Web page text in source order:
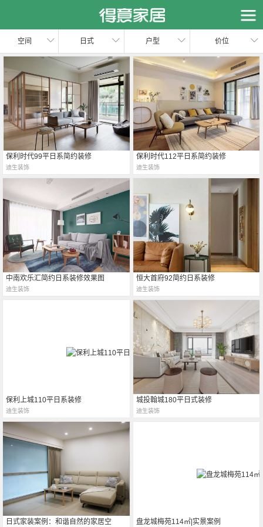
空间 日式 户型 价位
保利时代99平日系简约装修
迪生装饰
保利时代112平日系简约装修
迪生装饰
中南欢乐汇简约日系装修效果图
迪生装饰
恒大首府92简约日系装修
迪生装饰
保利上城110平日系装修
迪生装饰
城投翰城180平日式装修
迪生装饰
日式家装案例：和谐自然的家居空 盘龙城梅苑114㎡|实景案例